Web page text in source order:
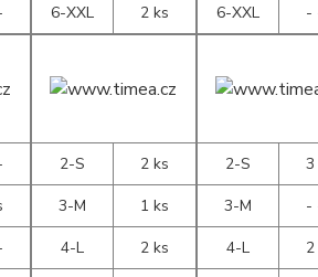
6-XXL
2 ks
6-XXL
-
2-S
2 ks
3-M
1 ks
4-L
2 ks
2-S
3
3-M
-
4-L